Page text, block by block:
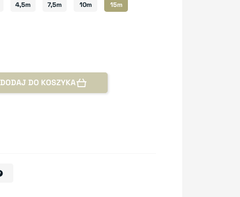
4,5m 7,5m 10m 15m
DODAJ DO KOSZYKA